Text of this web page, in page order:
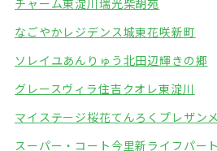
なごやかレジデンス城東花咲新町
ソレイユあんりゅう 北田辺輝きの郷
グレースヴィラ住吉クオレ東淀川
マイステージ桜花てんろく プレザン
スーパー・コート今里新ライフパー